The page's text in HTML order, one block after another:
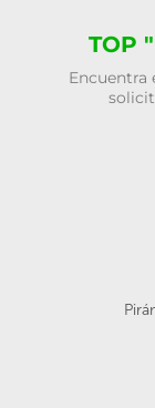
TOP
Encuentra